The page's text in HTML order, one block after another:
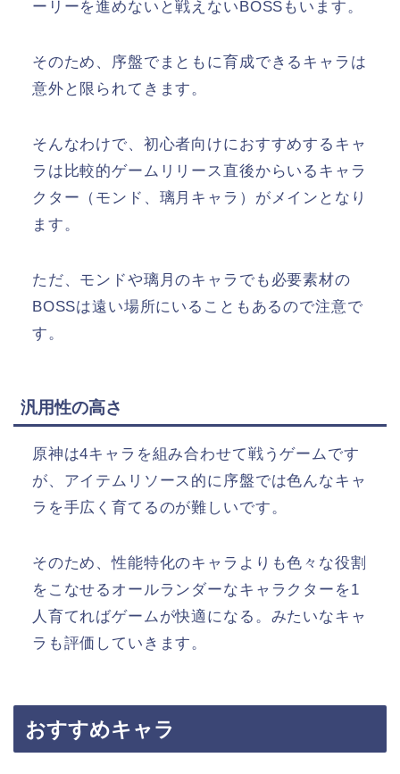
ーリーを進めないと戦えないBOSSもいます。
そのため、序盤でまともに育成できるキャラは
意外と限られてきます。
そんなわけで、初心者向けにおすすめするキャ
ラは比較的ゲームリリース直後からいるキャラ
クター（モンド、璃月キャラ）がメインとなり
ます。
ただ、モンドや璃月のキャラでも必要素材の
BOSSは遠い場所にいることもあるので注意で
す。
汎用性の高さ
原神は4キャラを組み合わせて戦うゲームです
が、アイテムリソース的に序盤では色んなキャ
ラを手広く育てるのが難しいです。
そのため、性能特化のキャラよりも色々な役割
をこなせるオールランダーなキャラクターを1
人育てればゲームが快適になる。みたいなキャ
ラも評価していきます。
おすすめキャラ